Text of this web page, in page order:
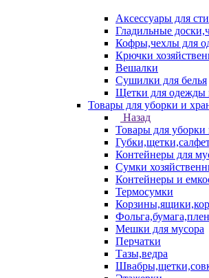
Аксессуары для
Гладильные
Кофры,чехлы для
Крючки
Вешалки
Сушилки для белья
Щетки для одежды
Товары для уборки и
Назад
Товары для уборки
Контейнеры для
Сумки
Контейнеры и
Термосумки
Мешки для мусора
Перчатки
Тазы,ведра